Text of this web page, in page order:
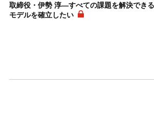
取締役・伊勢 淳―すべての課題を解決でき
モデルを確立したい